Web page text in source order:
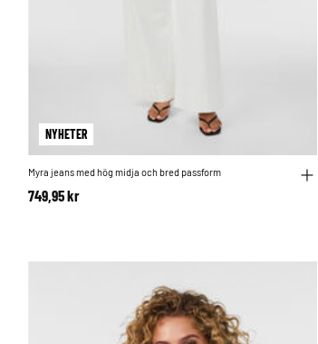
NYHETER
Myra jeans med hög midja och bred passform
749,95 kr